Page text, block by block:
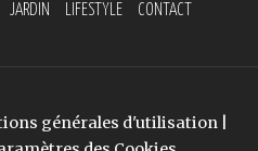
JARDIN LIFESTYLE CONTACT
générales d'utilisation